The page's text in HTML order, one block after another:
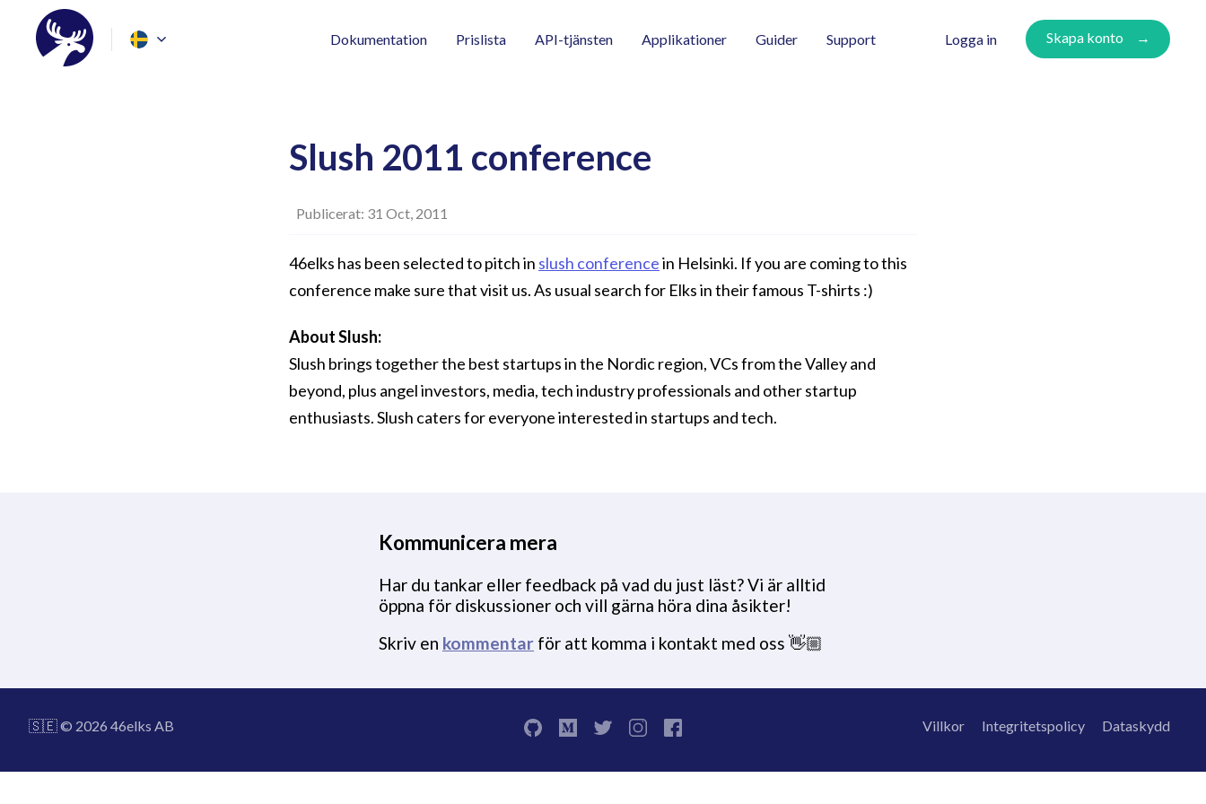
Dokumentation Prislista API-tjänsten Applikationer Guider Support Logga in Skapa konto
Slush 2011 conference
Publicerat: 31 Oct, 2011
46elks has been selected to pitch in slush conferencein Helsinki. If you are coming to this
conference make sure that visit us. As usual search for Elks in their famous T-shirts :)
About Slush:
Slush brings together the best startups in the Nordic region, VCs from the Valley and
beyond, plus angel investors, media, tech industry professionals and other startup
enthusiasts. Slush caters for everyone interested in startups and tech.
Kommunicera mera
Har du tankar eller feedback på vad du just läst? Vi är alltid
öppna för diskussioner och vill gärna höra dina åsikter!
Skriv en kommentar för att komma i kontakt med oss 👋🏼
🇸🇪 © 2026 46elks AB Villkor Integritetspolicy Dataskydd